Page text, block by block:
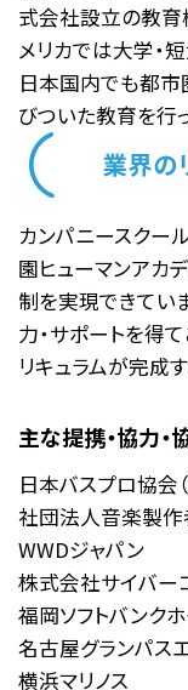
式会社設立の教育
メリカでは大学・
日本国内でも都市
びついた教育を行
カンパニースクー
園ヒューマンアカ
制を実現できてい
力・サポートを得
リキュラムが完成す
主な提携・協力・
日本バスプロ協会（
社団法人音楽製作
WWDジャパン
株式会社サイバー
福岡ソフトバンク
名古屋グランパス
横浜マリノス